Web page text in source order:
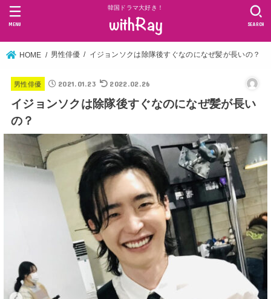
韓国ドラマ大好き！
SEARCH
MENU
HOME 男性俳優 イジョンソクは除隊後すぐなのになぜ髪が長いの？
男性俳優 2021.01.23 2022.02.26
イジョンソクは除隊後すぐなのになぜ髪が長い
の？